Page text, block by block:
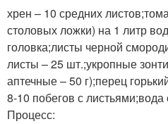
хрен – 10 средних
столовых ложки) на 1 литр
головка;листы черной
листы – 25 шт.;укропные
аптечные – 50 г);перец
8-10 побегов с
Процесс: